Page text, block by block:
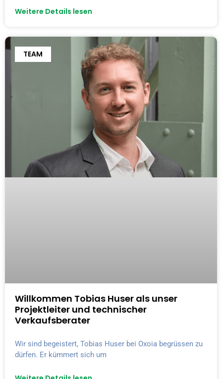
Weitere Details lesen
TEAM
Willkommen Tobias Huser als unser
Projektleiter und technischer
Verkaufsberater
Wir sind begeistert, Tobias Huser bei Oxoia begrüssen zu
dürfen. Er kümmert sich um